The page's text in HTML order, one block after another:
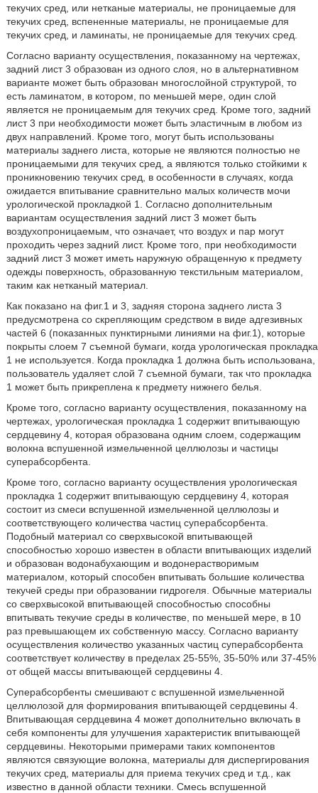
текучих сред, или нетканые материалы, не проницаемые для
текучих сред, вспененные материалы, не проницаемые для
текучих сред, и ламинаты, не проницаемые для текучих сред.
Согласно варианту осуществления, показанному на чертежах,
задний лист 3 образован из одного слоя, но в альтернативном
варианте может быть образован многослойной структурой, то
есть ламинатом, в котором, по меньшей мере, один слой
является не проницаемым для текучих сред. Кроме того, задний
лист 3 при необходимости может быть эластичным в любом из
двух направлений. Кроме того, могут быть использованы
материалы заднего листа, которые не являются полностью не
проницаемыми для текучих сред, а являются только стойкими к
проникновению текучих сред, в особенности в случаях, когда
ожидается впитывание сравнительно малых количеств мочи
урологической прокладкой 1. Согласно дополнительным
вариантам осуществления задний лист 3 может быть
воздухопроницаемым, что означает, что воздух и пар могут
проходить через задний лист. Кроме того, при необходимости
задний лист 3 может иметь наружную обращенную к предмету
одежды поверхность, образованную текстильным материалом,
таким как нетканый материал.
Как показано на фиг.1 и 3, задняя сторона заднего листа 3
предусмотрена со скрепляющим средством в виде адгезивных
частей 6 (показанных пунктирными линиями на фиг.1), которые
покрыты слоем 7 съемной бумаги, когда урологическая прокладка
1 не используется. Когда прокладка 1 должна быть использована,
пользователь удаляет слой 7 съемной бумаги, так что прокладка
1 может быть прикреплена к предмету нижнего белья.
Кроме того, согласно варианту осуществления, показанному на
чертежах, урологическая прокладка 1 содержит впитывающую
сердцевину 4, которая образована одним слоем, содержащим
волокна вспушенной измельченной целлюлозы и частицы
суперабсорбента.
Кроме того, согласно варианту осуществления урологическая
прокладка 1 содержит впитывающую сердцевину 4, которая
состоит из смеси вспушенной измельченной целлюлозы и
соответствующего количества частиц суперабсорбента.
Подобный материал со сверхвысокой впитывающей
способностью хорошо известен в области впитывающих изделий
и образован водонабухающим и водонерастворимым
материалом, который способен впитывать большие количества
текучей среды при образовании гидрогеля. Обычные материалы
со сверхвысокой впитывающей способностью способны
впитывать текучие среды в количестве, по меньшей мере, в 10
раз превышающем их собственную массу. Согласно варианту
осуществления количество указанных частиц суперабсорбента
соответствует количеству в пределах 25-55%, 35-50% или 37-45%
от общей массы впитывающей сердцевины 4.
Суперабсорбенты смешивают с вспушенной измельченной
целлюлозой для формирования впитывающей сердцевины 4.
Впитывающая сердцевина 4 может дополнительно включать в
себя компоненты для улучшения характеристик впитывающей
сердцевины. Некоторыми примерами таких компонентов
являются связующие волокна, материалы для диспергирования
текучих сред, материалы для приема текучих сред и т.д., как
известно в данной области техники. Смесь вспушенной